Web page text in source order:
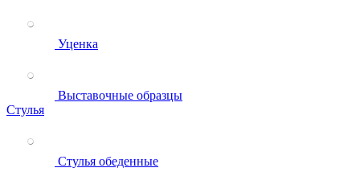
Уценка
Выставочные образцы
Стулья
Стулья обеденные